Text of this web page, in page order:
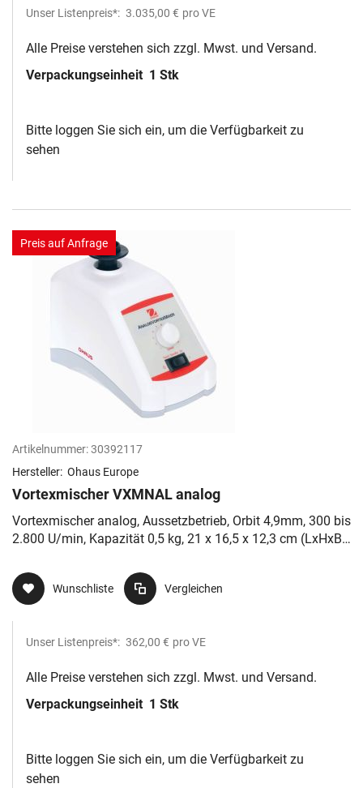
Unser Listenpreis*: 3.035,00 € pro VE
Alle Preise verstehen sich zzgl. Mwst. und Versand.
Verpackungseinheit 1 Stk
Bitte loggen Sie sich ein, um die Verfügbarkeit zu
sehen
Preis auf Anfrage
Artikelnummer:30392117
Hersteller: Ohaus Europe
Vortexmischer VXMNAL analog
Vortexmischer analog, Aussetzbetrieb, Orbit 4,9mm, 300 bis
2.800 U/min, Kapazität 0,5 kg, 21 x 16,5 x 12,3 cm (LxHxB),
Wunschliste Vergleichen
Unser Listenpreis*: 362,00 € pro VE
Alle Preise verstehen sich zzgl. Mwst. und Versand.
Verpackungseinheit 1 Stk
Bitte loggen Sie sich ein, um die Verfügbarkeit zu
sehen